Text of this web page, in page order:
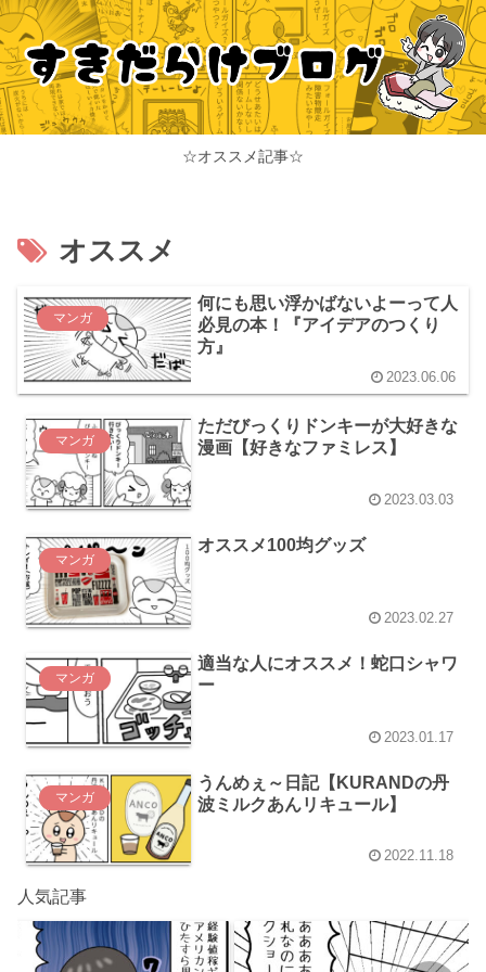
☆オススメ記事☆
オススメ
マンガ
何にも思い浮かばないよーって人
必見の本！『アイデアのつくり
方』
2023.06.06
マンガ
ただびっくりドンキーが大好きな
漫画【好きなファミレス】
2023.03.03
マンガ
オススメ100均グッズ
2023.02.27
マンガ
適当な人にオススメ！蛇口シャワ
ー
2023.01.17
マンガ
うんめぇ～日記【KURANDの丹
波ミルクあんリキュール】
2022.11.18
人気記事